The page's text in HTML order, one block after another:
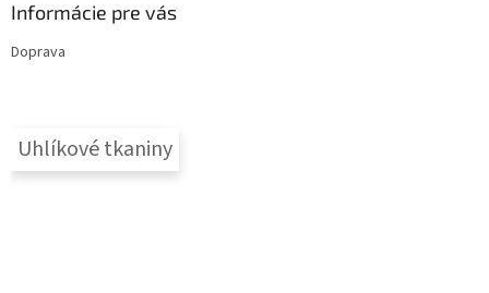
Informácie pre vás
Doprava
Uhlíkové tkaniny